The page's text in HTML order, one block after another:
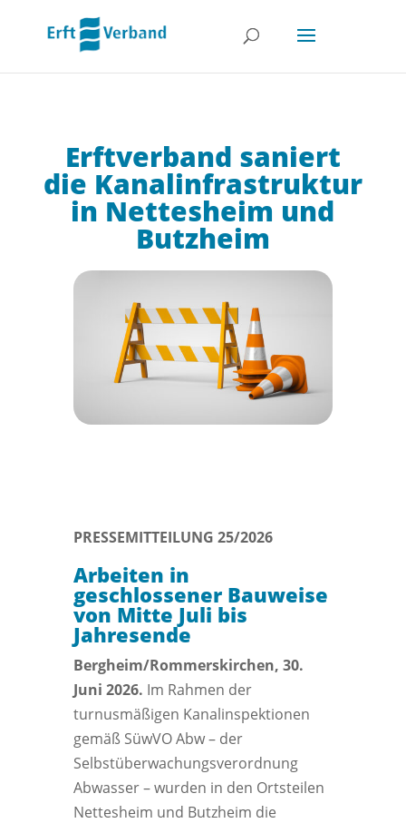
Erftverband saniert
die Kanalinfrastruktur
in Nettesheim und
Butzheim
PRESSEMITTEILUNG 25/2026
Arbeiten in
geschlossener Bauweise
von Mitte Juli bis
Jahresende
Bergheim/Rommerskirchen, 30.
Juni 2026. Im Rahmen der
turnusmäßigen Kanalinspektionen
gemäß SüwVO Abw – der
Selbstüberwachungsverordnung
Abwasser – wurden in den Ortsteilen
Nettesheim und Butzheim die